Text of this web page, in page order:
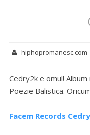
hiphopromanesc.com
Cedry2k e omul!
Poezie Balistica.
Facem Records